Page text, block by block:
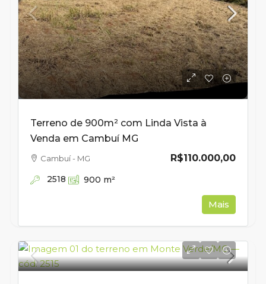
Terreno de 900m² com Linda Vista à
Venda em Cambuí MG
R$110.000,00
Cambuí - MG
2518 900 m²
Mais